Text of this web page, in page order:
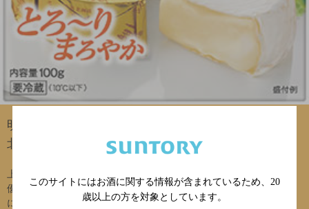
明治
北海道十勝カマンベール 切れてるタイプ
上品な白カビと甘いミルクの調和のとれた香りや、柔らかな塩味と
優しい乳の旨味のバランス感、しっとりとしたまろやかな味わい
に、日本の風土を感じます。余韻の優しいキノ...
このサイトにはお酒に関する情報が含まれているため、 20
歳以上の方を対象としています。